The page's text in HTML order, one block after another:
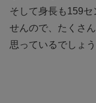
そして身長も159セ
せんので、たくさ
思っているでしょう